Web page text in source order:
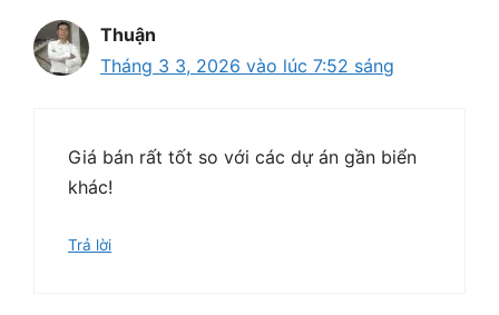
Thuận
Tháng 3 3, 2026 vào lúc 7:52 sáng
Giá bán rất tốt so với các dự án gần biển
khác!
Trả lời